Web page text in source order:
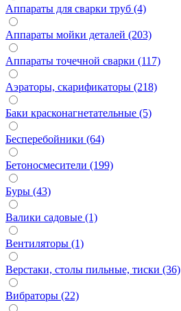
Аппараты для сварки труб (4)
Аппараты мойки деталей (203)
Аппараты точечной сварки (117)
Аэраторы, скарификаторы (218)
Баки красконагнетательные (5)
Бесперебойники (64)
Бетоносмесители (199)
Буры (43)
Валики садовые (1)
Вентиляторы (1)
Верстаки, столы пильные, тиски (36)
Вибраторы (22)